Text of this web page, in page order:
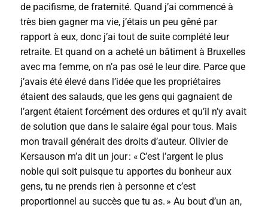
de pacifisme, de fraternité. Quand j’ai commencé à
très bien gagner ma vie, j’étais un peu gêné par
rapport à eux, donc j’ai tout de suite complété leur
retraite. Et quand on a acheté un bâtiment à Bruxelles
avec ma femme, on n’a pas osé le leur dire. Parce que
j’avais été élevé dans l’idée que les propriétaires
étaient des salauds, que les gens qui gagnaient de
l’argent étaient forcément des ordures et qu’il n’y avait
de solution que dans le salaire égal pour tous. Mais
mon travail générait des droits d’auteur. Olivier de
Kersauson m’a dit un jour : « C’est l’argent le plus
noble qui soit puisque tu apportes du bonheur aux
gens, tu ne prends rien à personne et c’est
proportionnel au succès que tu as. » Au bout d’un an,